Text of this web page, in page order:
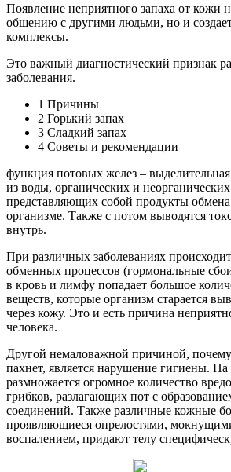
Появление неприятного запаха от кожи
общению с другими людьми, но и
комплексы.
Это важный диагностический признак
заболевания.
1 Причины
2 Горький запах
3 Сладкий запах
4 Советы и рекомендации
функция потовых желез –
из воды, органических и
представляющих собой продукты
организме. Также с потом выводятся
внутрь.
При различных заболеваниях
обменных процессов (гормональные
в кровь и лимфу попадает большое
веществ, которые организм старается
через кожу. Это и есть причина
человека.
Другой немаловажной причиной, почему
пахнет, является нарушение гигиены. На
размножается огромное количество
грибков, разлагающих пот с
соединений. Также различные кожные
проявляющиеся опрелостями,
воспалением, придают телу